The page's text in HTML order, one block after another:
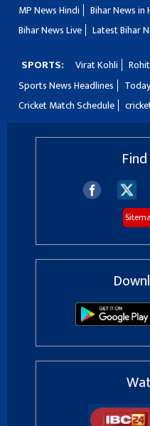
MP News Hindi
Bihar News in
Bihar News Live
Latest Bihar
SPORTS: Virat Kohli
Sports News Headlines
Cricket Match Schedule